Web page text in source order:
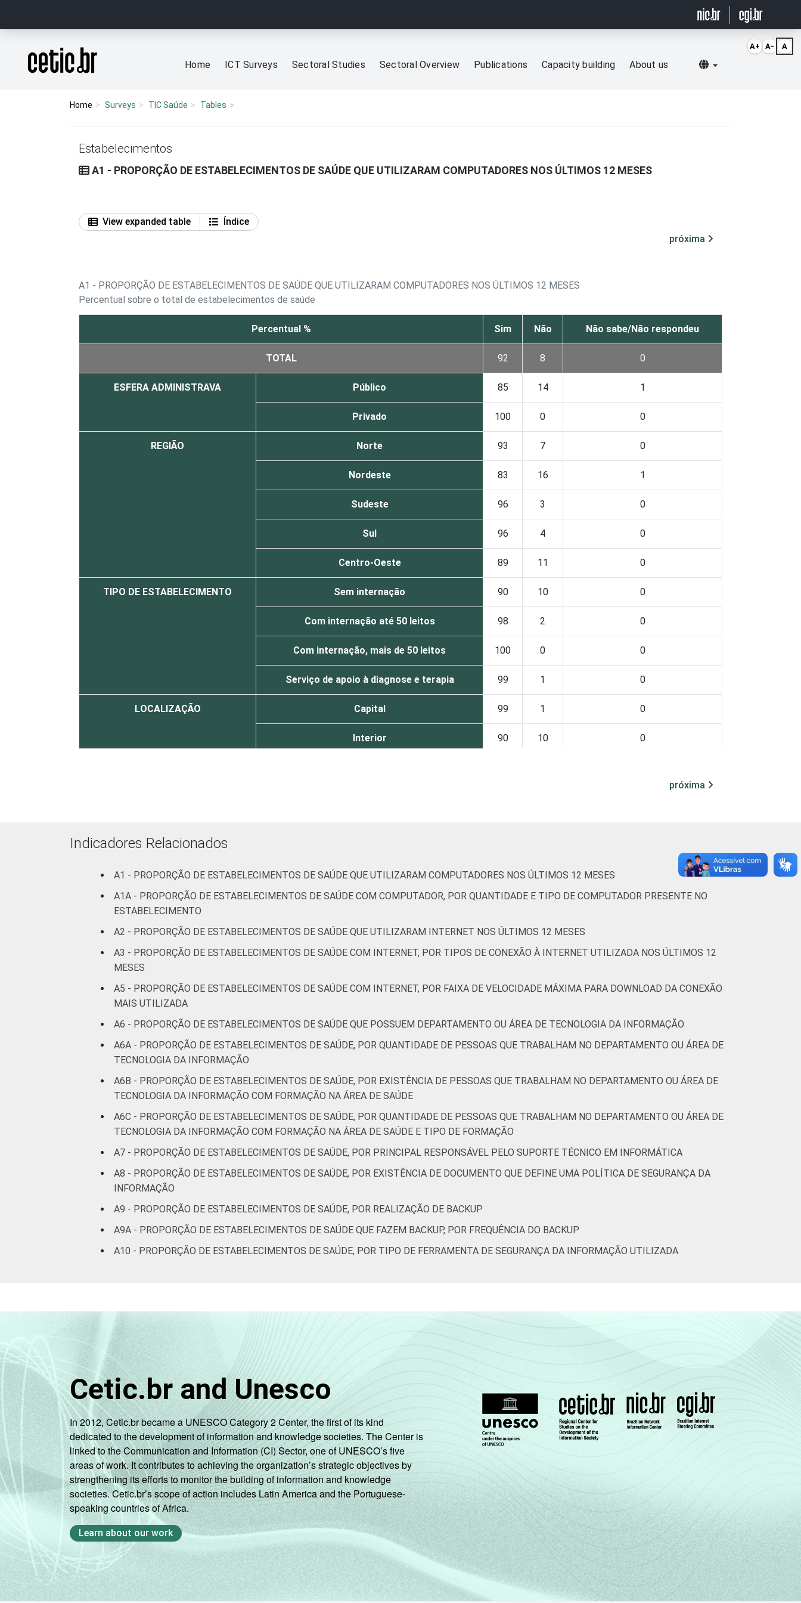
Página inicial
Home ICT Surveys Sectoral Studies Sectoral Overview Publications Capacity building About us Selecionar idioma
Home Surveys TIC Saúde Tables
Estabelecimentos
A1 - PROPORÇÃO DE ESTABELECIMENTOS DE SAÚDE QUE UTILIZARAM COMPUTADORES NOS ÚLTIMOS 12 MESES
View expanded table
Índice
próxima
A1 - PROPORÇÃO DE ESTABELECIMENTOS DE SAÚDE QUE UTILIZARAM COMPUTADORES NOS ÚLTIMOS 12 MESES
Percentual sobre o total de estabelecimentos de saúde
Percentual % Sim Não Não sabe/Não respondeu
TOTAL 92 8 0
ESFERA ADMINISTRAVA Público 85 14 1
Privado 100 0 0
REGIÃO Norte 93 7 0
Nordeste 83 16 1
Sudeste 96 3 0
Sul 96 4 0
Centro-Oeste 89 11 0
TIPO DE ESTABELECIMENTO Sem internação 90 10 0
Com internação até 50 leitos 98 2 0
Com internação, mais de 50 leitos 100 0 0
Serviço de apoio à diagnose e terapia 99 1 0
LOCALIZAÇÃO Capital 99 1 0
Interior 90 10 0
próxima
Indicadores Relacionados
A1 - PROPORÇÃO DE ESTABELECIMENTOS DE SAÚDE QUE UTILIZARAM COMPUTADORES NOS ÚLTIMOS 12 MESES
A1A - PROPORÇÃO DE ESTABELECIMENTOS DE SAÚDE COM COMPUTADOR, POR QUANTIDADE E TIPO DE COMPUTADOR PRESENTE NO
ESTABELECIMENTO
A2 - PROPORÇÃO DE ESTABELECIMENTOS DE SAÚDE QUE UTILIZARAM INTERNET NOS ÚLTIMOS 12 MESES
A3 - PROPORÇÃO DE ESTABELECIMENTOS DE SAÚDE COM INTERNET, POR TIPOS DE CONEXÃO À INTERNET UTILIZADA NOS ÚLTIMOS 12
MESES
A5 - PROPORÇÃO DE ESTABELECIMENTOS DE SAÚDE COM INTERNET, POR FAIXA DE VELOCIDADE MÁXIMA PARA DOWNLOAD DA CONEXÃO
MAIS UTILIZADA
A6 - PROPORÇÃO DE ESTABELECIMENTOS DE SAÚDE QUE POSSUEM DEPARTAMENTO OU ÁREA DE TECNOLOGIA DA INFORMAÇÃO
A6A - PROPORÇÃO DE ESTABELECIMENTOS DE SAÚDE, POR QUANTIDADE DE PESSOAS QUE TRABALHAM NO DEPARTAMENTO OU ÁREA DE
TECNOLOGIA DA INFORMAÇÃO
A6B - PROPORÇÃO DE ESTABELECIMENTOS DE SAÚDE, POR EXISTÊNCIA DE PESSOAS QUE TRABALHAM NO DEPARTAMENTO OU ÁREA DE
TECNOLOGIA DA INFORMAÇÃO COM FORMAÇÃO NA ÁREA DE SAÚDE
A6C - PROPORÇÃO DE ESTABELECIMENTOS DE SAÚDE, POR QUANTIDADE DE PESSOAS QUE TRABALHAM NO DEPARTAMENTO OU ÁREA DE
TECNOLOGIA DA INFORMAÇÃO COM FORMAÇÃO NA ÁREA DE SAÚDE E TIPO DE FORMAÇÃO
A7 - PROPORÇÃO DE ESTABELECIMENTOS DE SAÚDE, POR PRINCIPAL RESPONSÁVEL PELO SUPORTE TÉCNICO EM INFORMÁTICA
A8 - PROPORÇÃO DE ESTABELECIMENTOS DE SAÚDE, POR EXISTÊNCIA DE DOCUMENTO QUE DEFINE UMA POLÍTICA DE SEGURANÇA DA
INFORMAÇÃO
A9 - PROPORÇÃO DE ESTABELECIMENTOS DE SAÚDE, POR REALIZAÇÃO DE BACKUP
A9A - PROPORÇÃO DE ESTABELECIMENTOS DE SAÚDE QUE FAZEM BACKUP, POR FREQUÊNCIA DO BACKUP
A10 - PROPORÇÃO DE ESTABELECIMENTOS DE SAÚDE, POR TIPO DE FERRAMENTA DE SEGURANÇA DA INFORMAÇÃO UTILIZADA
Cetic.br and Unesco
In 2012, Cetic.br became a UNESCO Category 2 Center, the first of its kind
dedicated to the development of information and knowledge societies. The Center is
linked to the Communication and Information (CI) Sector, one of UNESCO’s five
areas of work. It contributes to achieving the organization’s strategic objectives by
strengthening its efforts to monitor the building of information and knowledge
societies. Cetic.br’s scope of action includes Latin America and the Portuguese-
speaking countries of Africa.
Learn about our work
A+ A- A